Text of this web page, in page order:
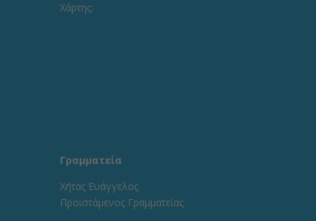
Χάρτης:
Γραμματεία
Χήτας Ευάγγελος
Προϊστάμενος Γραμματείας